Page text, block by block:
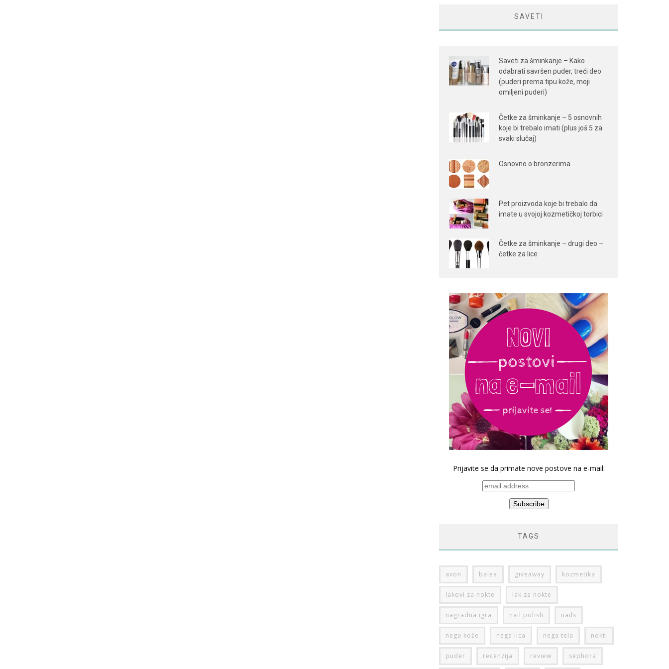
SAVETI
Saveti za šminkanje – Kako
odabrati savršen puder, treći deo
(puderi prema tipu kože, moji
omiljeni puderi)
Četke za šminkanje – 5 osnovnih
koje bi trebalo imati (plus još 5 za
svaki slučaj)
Osnovno o bronzerima
Pet proizvoda koje bi trebalo da
imate u svojoj kozmetičkoj torbici
Četke za šminkanje – drugi deo –
četke za lice
Prijavite se da primate nove postove na e-mail:
TAGS
avon balea giveaway kozmetika
lakovi za nokte lak za nokte
nagradna igra nail polish nails
nega kože nega lica nega tela nokti
puder recenzija review sephora